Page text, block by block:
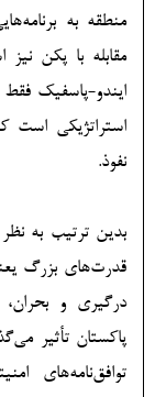
منطقه به
مقابله با پکن
ایندو-پاسفیک
استراتژیکی است
نفوذ.
بدین ترتیب به
قدرت‌های بزرگ
درگیری و
پاکستان تأثیر